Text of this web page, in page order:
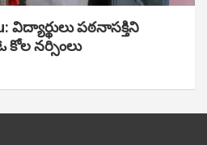
విద్యార్థులు పఠ‌నాసక్తిని
నర్సింలు